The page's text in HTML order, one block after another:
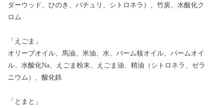
ダーウッド、ひのき、パチュリ、シトロネラ）、竹炭、水酸化ク
ロム
「えごま」
オリーブオイル、馬油、米油、水、パーム核オイル、パームオイ
ル、水酸化Na、えごま粉末、えごま油、精油（シトロネラ、ゼラ
ニウム）、酸化鉄
「とまと」